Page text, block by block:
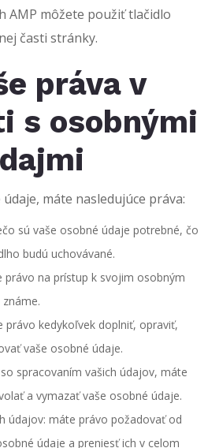
AMP môžete použiť tlačidlo
časti stránky.
práva v
s osobnými
máte nasledujúce práva:
sú vaše osobné údaje potrebné, čo
budú uchovávané.
právo na prístup k svojim osobným
právo kedykoľvek doplniť, opraviť,
vaše osobné údaje.
spracovaním vašich údajov, máte
a vymazať vaše osobné údaje.
údajov: máte právo požadovať od
údaje a preniesť ich v celom